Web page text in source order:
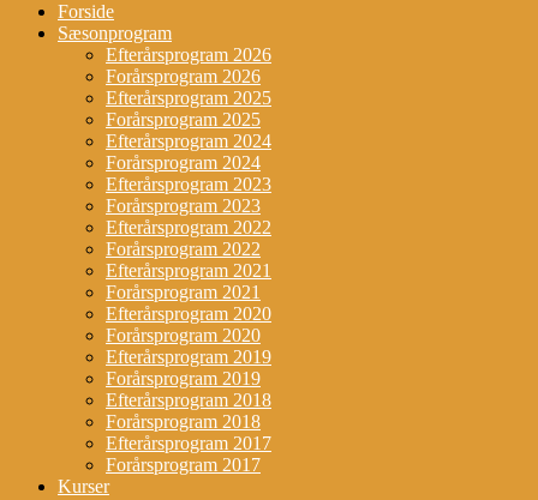
Forside
Sæsonprogram
Efterårsprogram 2026
Forårsprogram 2026
Efterårsprogram 2025
Forårsprogram 2025
Efterårsprogram 2024
Forårsprogram 2024
Efterårsprogram 2023
Forårsprogram 2023
Efterårsprogram 2022
Forårsprogram 2022
Efterårsprogram 2021
Forårsprogram 2021
Efterårsprogram 2020
Forårsprogram 2020
Efterårsprogram 2019
Forårsprogram 2019
Efterårsprogram 2018
Forårsprogram 2018
Efterårsprogram 2017
Forårsprogram 2017
Kurser